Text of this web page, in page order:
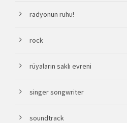
radyonun ruhu!
rock
rüyaların saklı evreni
singer songwriter
soundtrack